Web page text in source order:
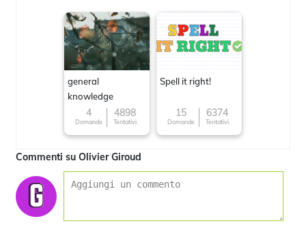
general
knowledge
4
Domande
4898
Tentativi
Spell it right!
15
Domande
6374
Tentativi
Commenti su Olivier Giroud